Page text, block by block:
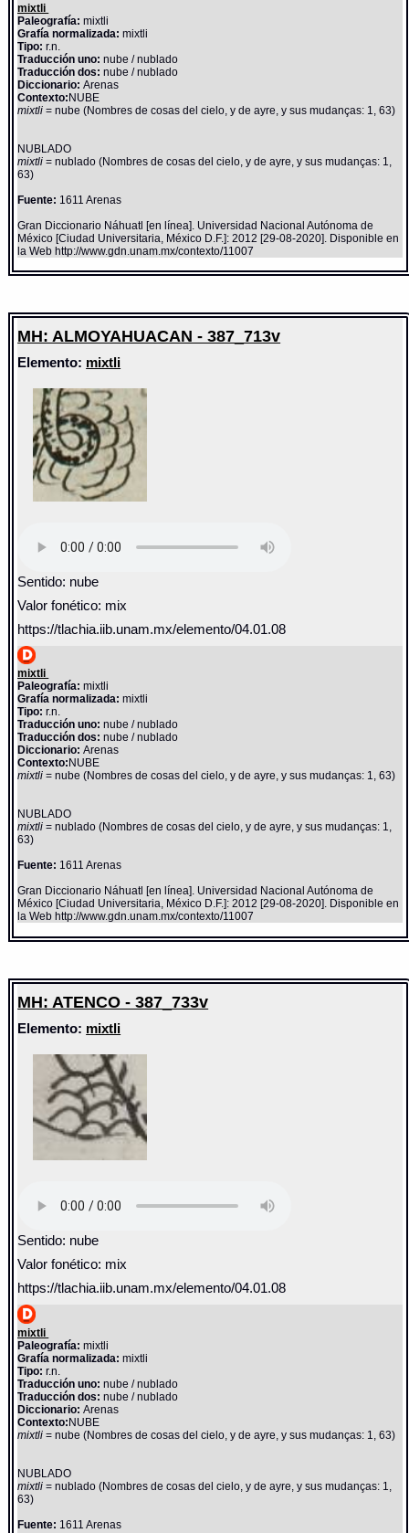
mixtli
Paleografía: mixtli
Grafía normalizada: mixtli
Tipo: r.n.
Traducción uno: nube / nublado
Traducción dos: nube / nublado
Diccionario:Arenas
Contexto:NUBE
mixtli= nube (Nombres de cosas del cielo, y de ayre, y sus mudanças: 1, 63)
NUBLADO
mixtli= nublado (Nombres de cosas del cielo, y de ayre, y sus mudanças: 1,
63)
Fuente: 1611 Arenas
Gran Diccionario Náhuatl [en línea]. Universidad Nacional Autónoma de
México [Ciudad Universitaria, México D.F.]: 2012 [29-08-2020]. Disponible en
la Web http://www.gdn.unam.mx/contexto/11007
MH: ALMOYAHUACAN - 387_713v
Elemento: mixtli
Sentido: nube
Valor fonético: mix
https://tlachia.iib.unam.mx/elemento/04.01.08
mixtli
Paleografía: mixtli
Grafía normalizada: mixtli
Tipo: r.n.
Traducción uno: nube / nublado
Traducción dos: nube / nublado
Diccionario:Arenas
Contexto: NUBE
mixtli= nube (Nombres de cosas del cielo, y de ayre, y sus mudanças: 1, 63)
NUBLADO
mixtli= nublado (Nombres de cosas del cielo, y de ayre, y sus mudanças: 1,
63)
Fuente: 1611 Arenas
Gran Diccionario Náhuatl [en línea]. Universidad Nacional Autónoma de
México [Ciudad Universitaria, México D.F.]: 2012 [29-08-2020]. Disponible en
la Web http://www.gdn.unam.mx/contexto/11007
MH: ATENCO - 387_733v
Elemento: mixtli
Sentido: nube
Valor fonético: mix
https://tlachia.iib.unam.mx/elemento/04.01.08
mixtli
Paleografía: mixtli
Grafía normalizada: mixtli
Tipo: r.n.
Traducción uno: nube / nublado
Traducción dos: nube / nublado
Diccionario:Arenas
Contexto: NUBE
mixtli= nube (Nombres de cosas del cielo, y de ayre, y sus mudanças: 1, 63)
NUBLADO
mixtli= nublado (Nombres de cosas del cielo, y de ayre, y sus mudanças: 1,
63)
Fuente: 1611 Arenas